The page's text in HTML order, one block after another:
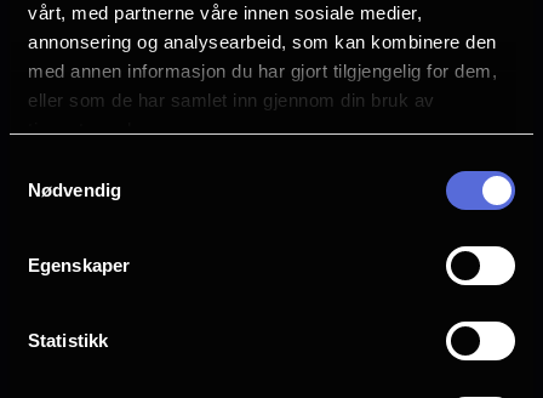
vårt, med partnerne våre innen sosiale medier,
annonsering og analysearbeid, som kan kombinere den
med annen informasjon du har gjort tilgjengelig for dem,
eller som de har samlet inn gjennom din bruk av
tjenestene deres.
Nødvendig
Egenskaper
Statistikk
Sjanger
Unknown
Distributør
Another World Entertainment
Se mer